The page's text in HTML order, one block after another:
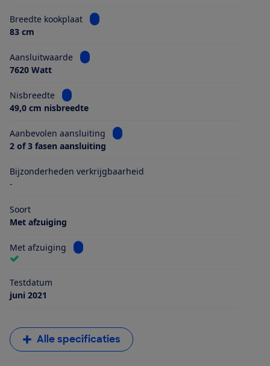
Breedte kookplaat
Bekijk informatie voor Breedte kookplaat
83 cm
Aansluitwaarde
Bekijk informatie voor Aansluitwaarde
7620 Watt
Nisbreedte
Bekijk informatie voor Nisbreedte
49,0 cm nisbreedte
Aanbevolen aansluiting
Bekijk informatie voor Aanbevolen
2 of 3 fasen aansluiting
Bijzonderheden verkrijgbaarheid
-
Soort
Met afzuiging
Met afzuiging Bekijk informatie voor Met afzuiging
Testdatum
juni 2021
Alle specificaties